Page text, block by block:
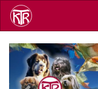
Direkt
zum
Inhalt
Previous